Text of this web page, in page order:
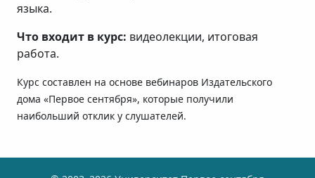
языка.
Что входит в курс: видеолекции, итоговая
работа.
Курс составлен на основе вебинаров Издательского
дома «Первое сентября», которые получили
наибольший отклик у слушателей.